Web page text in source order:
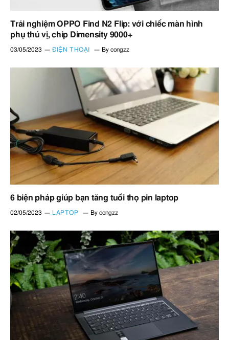
Trải nghiệm OPPO Find N2 Flip: với chiếc màn hình
phụ thú vị, chip Dimensity 9000+
03/05/2023 ĐIỆN THOẠI By congzz
6 biện pháp giúp bạn tăng tuổi thọ pin laptop
02/05/2023 LAPTOP By congzz